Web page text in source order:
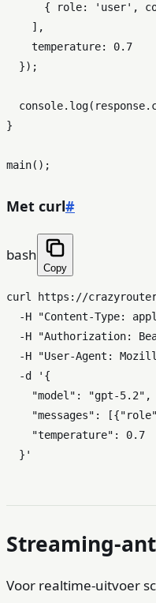
      {
role: 'user' ,
    ],
temperature: 0.7
  });
console. log(response.
}
main
Met curl#
bash
Copy
curl https://
  -H
"Content-Type:
  -H
"Authorization:
  -H
"User-Agent:
  -d
'{
    "model": "gpt-5.2",
"messages":
    "temperature": 0.7
  }'
Streaming-
Voor realtime-uitvoer